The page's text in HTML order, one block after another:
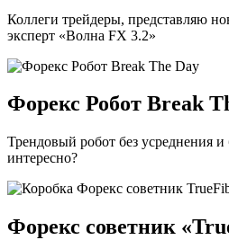
Коллеги трейдеры, представляю
эксперт «Волна FX 3.2»
Форекс Робот Break
Трендовый робот без усреднения
интересно?
Форекс советник